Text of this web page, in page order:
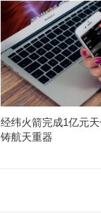
经纬火箭完成1亿元
铸航天重器